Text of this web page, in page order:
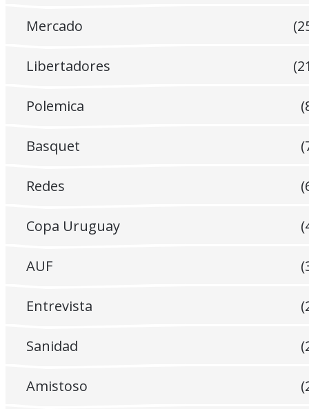
Mercado
Libertadores
Polemica
Basquet
Redes
Copa Uruguay
AUF
Entrevista
Sanidad
Amistoso